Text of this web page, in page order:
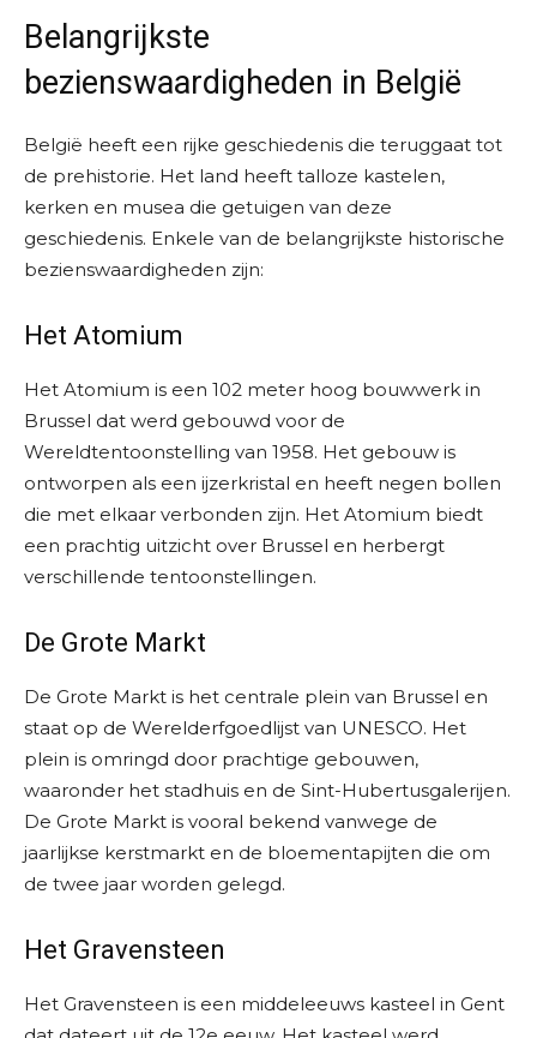
Belangrijkste
bezienswaardigheden in België
België heeft een rijke geschiedenis die teruggaat tot
de prehistorie. Het land heeft talloze kastelen,
kerken en musea die getuigen van deze
geschiedenis. Enkele van de belangrijkste historische
bezienswaardigheden zijn:
Het Atomium
Het Atomium is een 102 meter hoog bouwwerk in
Brussel dat werd gebouwd voor de
Wereldtentoonstelling van 1958. Het gebouw is
ontworpen als een ijzerkristal en heeft negen bollen
die met elkaar verbonden zijn. Het Atomium biedt
een prachtig uitzicht over Brussel en herbergt
verschillende tentoonstellingen.
De Grote Markt
De Grote Markt is het centrale plein van Brussel en
staat op de Werelderfgoedlijst van UNESCO. Het
plein is omringd door prachtige gebouwen,
waaronder het stadhuis en de Sint-Hubertusgalerijen.
De Grote Markt is vooral bekend vanwege de
jaarlijkse kerstmarkt en de bloementapijten die om
de twee jaar worden gelegd.
Het Gravensteen
Het Gravensteen is een middeleeuws kasteel in Gent